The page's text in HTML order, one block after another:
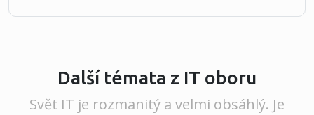
Další témata z IT oboru
Svět IT je rozmanitý a velmi obsáhlý. Je